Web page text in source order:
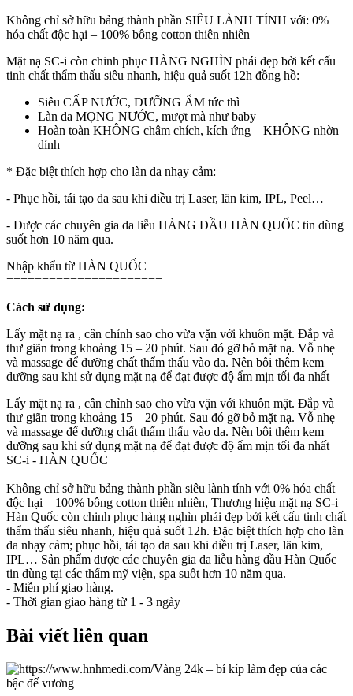
Không chỉ sở hữu bảng thành phần SIÊU LÀNH TÍNH với: 0%
hóa chất độc hại – 100% bông cotton thiên nhiên
Mặt nạ SC-i còn chinh phục HÀNG NGHÌN phái đẹp bởi kết cấu
tinh chất thẩm thấu siêu nhanh, hiệu quả suốt 12h đồng hồ:
Siêu CẤP NƯỚC, DƯỠNG ẨM tức thì
Làn da MỌNG NƯỚC, mượt mà như baby
Hoàn toàn KHÔNG châm chích, kích ứng – KHÔNG nhờn
dính
* Đặc biệt thích hợp cho làn da nhạy cảm:
- Phục hồi, tái tạo da sau khi điều trị Laser, lăn kim, IPL, Peel…
- Được các chuyên gia da liễu HÀNG ĐẦU HÀN QUỐC tin dùng
suốt hơn 10 năm qua.
Nhập khẩu từ HÀN QUỐC
======================
Cách sử dụng:
Lấy mặt nạ ra , cân chỉnh sao cho vừa vặn với khuôn mặt. Đắp và
thư giãn trong khoảng 15 – 20 phút. Sau đó gỡ bỏ mặt nạ. Vỗ nhẹ
và massage để dưỡng chất thẩm thấu vào da. Nên bôi thêm kem
dưỡng sau khi sử dụng mặt nạ để đạt được độ ẩm mịn tối đa nhất
Lấy mặt nạ ra , cân chỉnh sao cho vừa vặn với khuôn mặt. Đắp và
thư giãn trong khoảng 15 – 20 phút. Sau đó gỡ bỏ mặt nạ. Vỗ nhẹ
và massage để dưỡng chất thẩm thấu vào da. Nên bôi thêm kem
dưỡng sau khi sử dụng mặt nạ để đạt được độ ẩm mịn tối đa nhất
SC-i - HÀN QUỐC
Không chỉ sở hữu bảng thành phần siêu lành tính với 0% hóa chất
độc hại – 100% bông cotton thiên nhiên, Thương hiệu mặt nạ SC-i
Hàn Quốc còn chinh phục hàng nghìn phái đẹp bởi kết cấu tinh chất
thẩm thấu siêu nhanh, hiệu quả suốt 12h. Đặc biệt thích hợp cho làn
da nhạy cảm; phục hồi, tái tạo da sau khi điều trị Laser, lăn kim,
IPL… Sản phẩm được các chuyên gia da liễu hàng đầu Hàn Quốc
tin dùng tại các thẩm mỹ viện, spa suốt hơn 10 năm qua.
- Miễn phí giao hàng.
- Thời gian giao hàng từ 1 - 3 ngày
Bài viết liên quan